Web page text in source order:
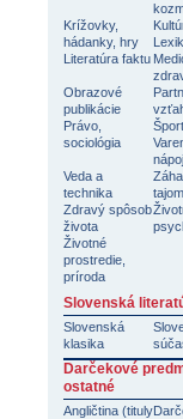
Krížovky,
hádanky, hry
Literatúra faktu
Obrazové
publikácie
Právo,
sociológia
Veda a
technika
Zdravý spôsob
života
Životné
prostredie,
príroda
Slovenská
Slovenská
klasika
Darčekové
ostatné
Angličtina (tituly